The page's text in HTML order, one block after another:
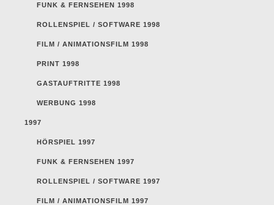
FUNK & FERNSEHEN 1998
ROLLENSPIEL / SOFTWARE 1998
FILM / ANIMATIONSFILM 1998
PRINT 1998
GASTAUFTRITTE 1998
WERBUNG 1998
1997
HÖRSPIEL 1997
FUNK & FERNSEHEN 1997
ROLLENSPIEL / SOFTWARE 1997
FILM / ANIMATIONSFILM 1997